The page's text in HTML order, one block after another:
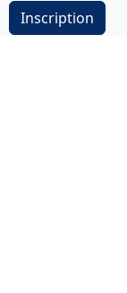
Inscription